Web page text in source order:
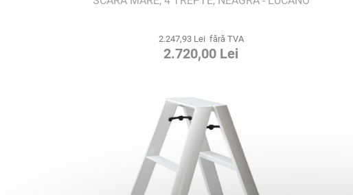
2.247,93 Lei fără TVA
2.720,00 Lei